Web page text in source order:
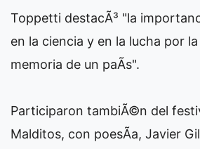
Toppetti destacÃ³ "la
en la ciencia y en la lucha por
memoria de un paÃ­s".
Participaron tambiÃ©n del
Malditos, con poesÃ­a, Javier